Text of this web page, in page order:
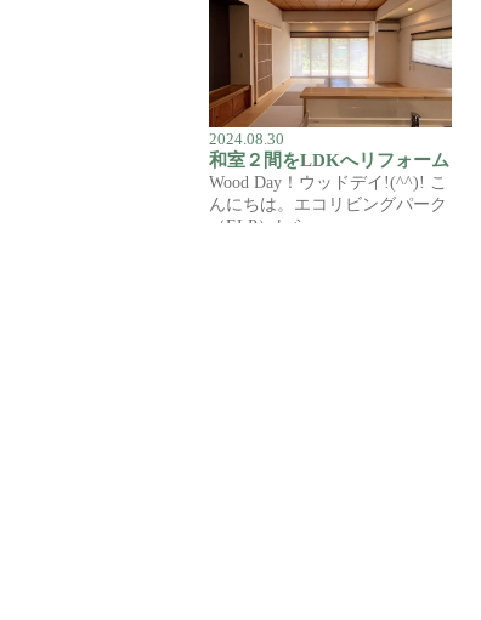
2024.08.30
和室２間をLDKへリフォーム
Wood Day！ウッドデイ!(^^)! こ
んにちは。エコリビングパーク
（ELP）しら…